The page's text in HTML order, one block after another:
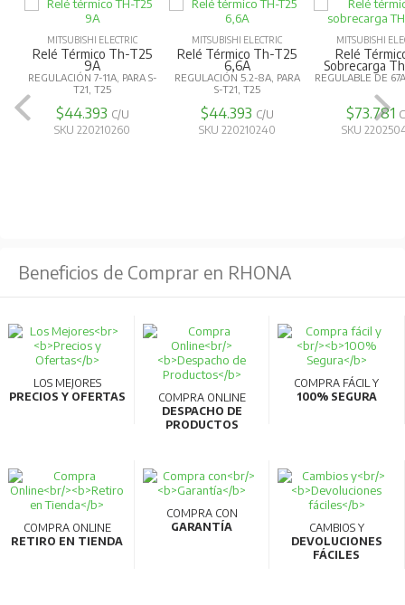
(mediante un dial) para adaptarse a diferentes
motores.
Todos los modelos permiten cambiar entre reinicio
manual y automático, con el manual como opción
predeterminada.
técnica.
MITSUBISHI ELECTRIC
Relé Térmico Th-T25
9A
REGULACIÓN 7-11A, PARA S-
T21, T25
$44.393 C/U
SKU 220210260
MITSUBISHI ELECTRIC
Relé Térmico Th-T25
6,6A
REGULACIÓN 5.2-8A, PARA
S-T21, T25
$44.393 C/U
SKU 220210240
MITSUBISHI
Relé
Sobrecarga
REGULABLE DE
$73.781
SKU
Beneficios de Comprar en RHONA
LOS MEJORES
PRECIOS Y OFERTAS
COMPRA ONLINE
DESPACHO DE
PRODUCTOS
COMPRA FÁCIL Y
100% SEGURA
COMPRA ONLINE
RETIRO EN TIENDA
COMPRA CON
GARANTÍA
CAMBIOS Y
DEVOLUCIONES
FÁCILES